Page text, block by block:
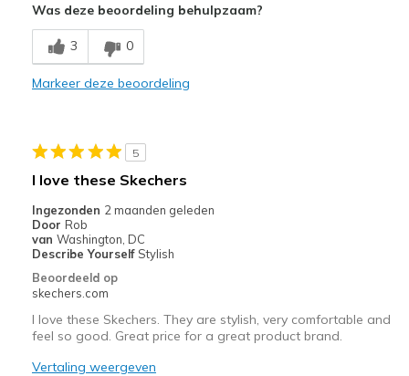
Breathe Well
Comfortable
View On Shoes
I'm Into Shoes
Was deze beoordeling behulpzaam?
3 0
Markeer deze beoordeling
5
I love these Skechers
Ingezonden 2 maanden geleden
Door Rob
van Washington, DC
Describe Yourself Stylish
Beoordeeld op
skechers.com
I love these Skechers. They are stylish, very comfortable and
feel so good. Great price for a great product brand.
Vertaling weergeven